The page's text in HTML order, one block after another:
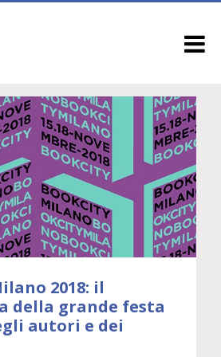
2018: il
della grande festa
autori e dei